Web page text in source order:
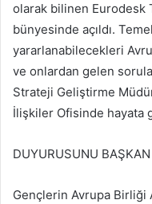
olarak bilinen Eurodesk
bünyesinde açıldı.
yararlanabilecekleri
ve onlardan gelen
Strateji Geliştirme
İlişkiler Ofisinde hayata
DUYURUSUNU
Gençlerin Avrupa Birliği